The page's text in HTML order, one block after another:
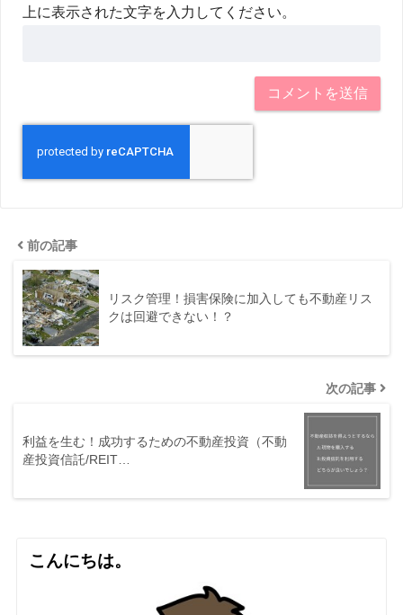
上に表示された文字を入力してください。
前の記事
リスク管理！損害保険に加入しても不動産リス
クは回避できない！？
次の記事
利益を生む！成功するための不動産投資（不動
産投資信託/REIT…
こんにちは。